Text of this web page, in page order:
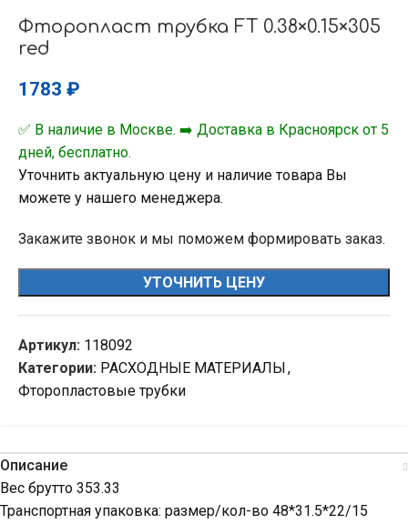
Фторопласт трубка FT 0.38×0.15×305
red
1783 ₽
✅ В наличие в Москве. ➡️ Доставка в Красноярск от 5
дней, бесплатно.
Уточнить актуальную цену и наличие товара Вы
можете у нашего менеджера.
Закажите звонок и мы поможем формировать заказ.
УТОЧНИТЬ ЦЕНУ
Артикул: 118092
Категории: РАСХОДНЫЕ МАТЕРИАЛЫ,
Фторопластовые трубки
Описание
Вес брутто 353.33
Транспортная упаковка: размер/кол-во 48*31.5*22/15